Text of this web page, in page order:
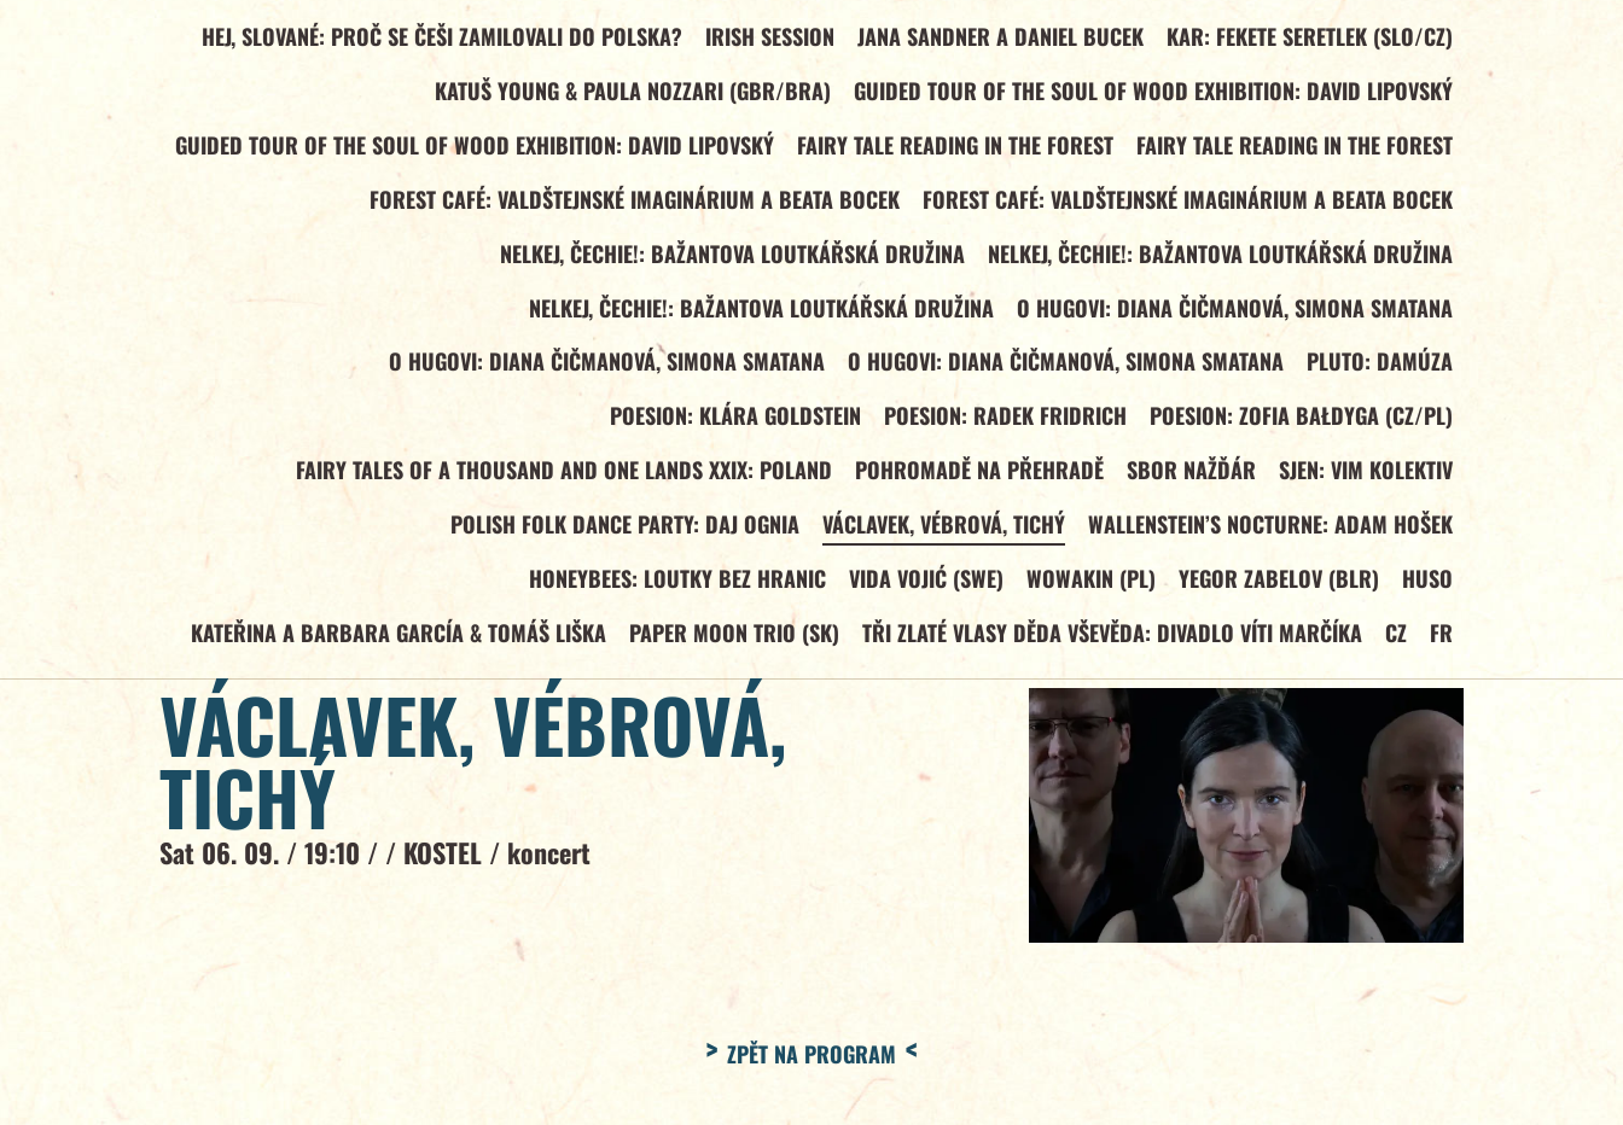
HEJ, SLOVANÉ: PROČ SE ČEŠI ZAMILOVALI DO POLSKA?
IRISH SESSION JANA SANDNER A DANIEL BUCEK
KAR: FEKETE SERETLEK (SLO/CZ)
KATUŠ YOUNG & PAULA NOZZARI (GBR/BRA)
GUIDED TOUR OF THE SOUL OF WOOD EXHIBITION: DAVID LIPOVSKÝ
GUIDED TOUR OF THE SOUL OF WOOD EXHIBITION: DAVID LIPOVSKÝ
FAIRY TALE READING IN THE FOREST
FAIRY TALE READING IN THE FOREST
FOREST CAFÉ: VALDŠTEJNSKÉ IMAGINÁRIUM A BEATA BOCEK
FOREST CAFÉ: VALDŠTEJNSKÉ IMAGINÁRIUM A BEATA BOCEK
NELKEJ, ČECHIE!: BAŽANTOVA LOUTKÁŘSKÁ DRUŽINA
NELKEJ, ČECHIE!: BAŽANTOVA LOUTKÁŘSKÁ DRUŽINA
NELKEJ, ČECHIE!: BAŽANTOVA LOUTKÁŘSKÁ DRUŽINA
O HUGOVI: DIANA ČIČMANOVÁ, SIMONA SMATANA
O HUGOVI: DIANA ČIČMANOVÁ, SIMONA SMATANA
O HUGOVI: DIANA ČIČMANOVÁ, SIMONA SMATANA
PLUTO: DAMÚZA
POESION: KLÁRA GOLDSTEIN
POESION: RADEK FRIDRICH
POESION: ZOFIA BAŁDYGA (CZ/PL)
FAIRY TALES OF A THOUSAND AND ONE LANDS XXIX: POLAND
POHROMADĚ NA PŘEHRADĚ SBOR NAŽĎÁR
SJEN: VIM KOLEKTIV
POLISH FOLK DANCE PARTY: DAJ OGNIA
VÁCLAVEK, VÉBROVÁ, TICHÝ
WALLENSTEIN’S NOCTURNE: ADAM HOŠEK
HONEYBEES: LOUTKY BEZ HRANIC
VIDA VOJIĆ (SWE) WOWAKIN (PL) YEGOR ZABELOV (BLR)
HUSO
KATEŘINA A BARBARA GARCÍA & TOMÁŠ LIŠKA
PAPER MOON TRIO (SK) TŘI ZLATÉ VLASY DĚDA VŠEVĚDA: DIVADLO VÍTI MARČÍKA CZ FR
VÁCLAVEK, VÉBROVÁ,
TICHÝ
Sat 06. 09. / 19:10 / / KOSTEL / koncert
ZPĚT NA PROGRAM